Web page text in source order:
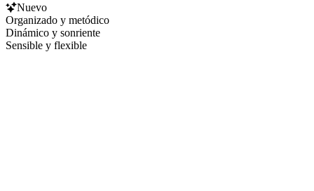
Nuevo
Organizado y metódico
Dinámico y sonriente
Sensible y flexible